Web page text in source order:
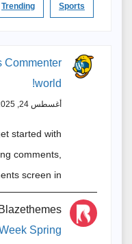
Sports
Trending
Commenter
world!
أغسطس 24, 2025
started with
comments,
screen in…
Blazethemes
Spring